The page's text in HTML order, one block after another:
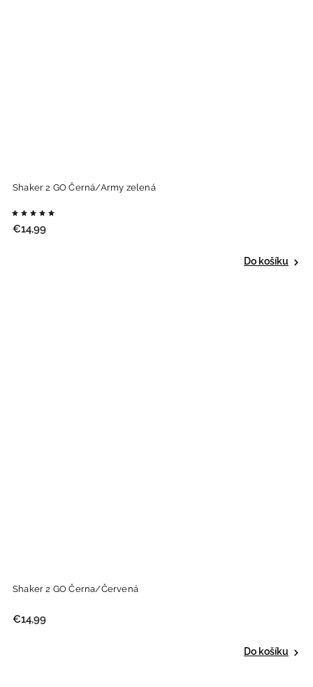
Shaker 2 GO Černá/Army zelená
€14,99
Do košíku
Shaker 2 GO Černa/Červená
€14,99
Do košíku